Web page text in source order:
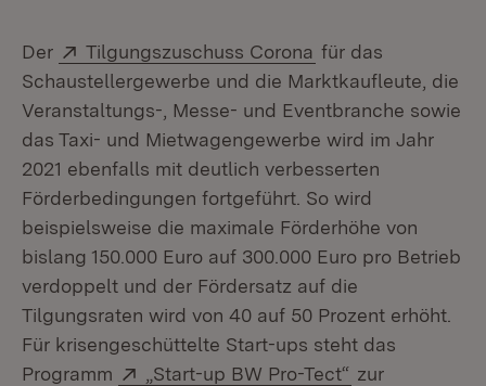
Der Extern:
Tilgungszuschuss Corona (Öffnet in neuem
für das
Schaustellergewerbe und die Marktkaufleute, die
Veranstaltungs-, Messe- und Eventbranche sowie
das Taxi- und Mietwagengewerbe wird im Jahr
2021 ebenfalls mit deutlich verbesserten
Förderbedingungen fortgeführt. So wird
beispielsweise die maximale Förderhöhe von
bislang 150.000 Euro auf 300.000 Euro pro Betrieb
verdoppelt und der Fördersatz auf die
Tilgungsraten wird von 40 auf 50 Prozent erhöht.
Für krisengeschüttelte Start-ups steht das
Programm
Extern:
„Start-up BW Pro-Tect“ (Öffnet in
zur